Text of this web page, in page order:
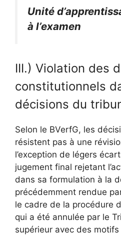
Unité
à l’examen
III.) Violation des
constitutionnels
décisions du
Selon le BVerfG, les
résistent pas à une
l’exception de légers
jugement final rejetant
dans sa formulation à la
précédemment rendue
le cadre de la procédure
qui a été annulée par le
supérieur avec des motifs